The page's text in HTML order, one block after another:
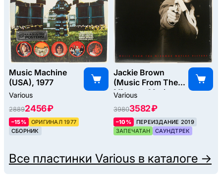
Music Machine
(USA), 1977
Various
28892456 ₽
–15%
ОРИГИНАЛ 1977
СБОРНИК
Jackie Brown
(Music From The
Miramax Motion
Various
39803582 ₽
–10%
ПЕРЕИЗДАНИЕ 2019
ЗАПЕЧАТАН
САУНДТРЕК
Все пластинки Various в каталоге →